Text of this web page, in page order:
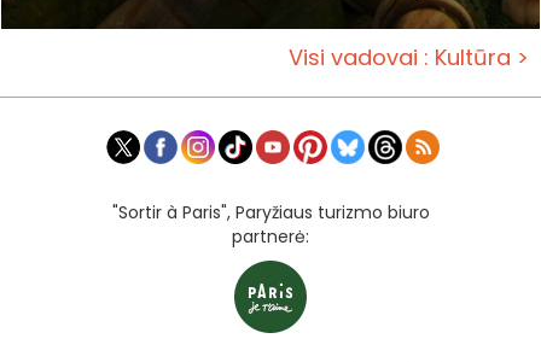
Visi vadovai : Kultūra >
"Sortir à Paris", Paryžiaus turizmo biuro
partnerė: